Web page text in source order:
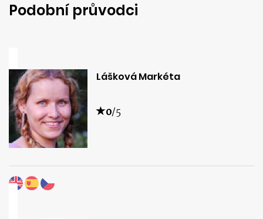
Podobní průvodci
Lášková Markéta
0/5